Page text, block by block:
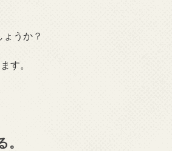
うか？
す。